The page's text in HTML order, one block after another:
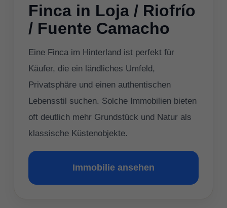
Finca in Loja / Riofrío
/ Fuente Camacho
Eine Finca im Hinterland ist perfekt für
Käufer, die ein ländliches Umfeld,
Privatsphäre und einen authentischen
Lebensstil suchen. Solche Immobilien bieten
oft deutlich mehr Grundstück und Natur als
klassische Küstenobjekte.
Immobilie ansehen